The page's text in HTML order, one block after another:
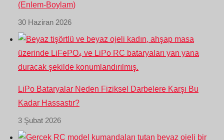
(Enlem-Boylam)
30 Haziran 2026
LiPo Bataryalar Neden Fiziksel Darbelere Karşı Bu
Kadar Hassastır?
3 Şubat 2026